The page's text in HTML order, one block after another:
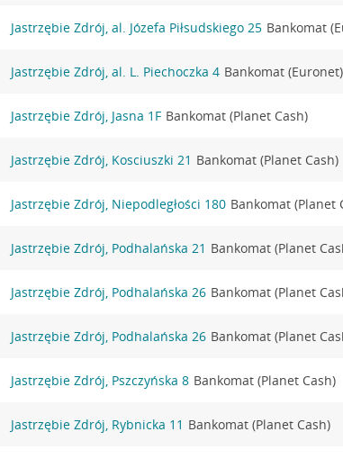
Jastrzębie Zdrój, al. Józefa Piłsudskiego 25 Bankomat
Jastrzębie Zdrój, al. L. Piechoczka 4 Bankomat (Euronet)
Jastrzębie Zdrój, Jasna 1F Bankomat (Planet Cash)
Jastrzębie Zdrój, Kosciuszki 21 Bankomat (Planet Cash)
Jastrzębie Zdrój, Niepodległości 180 Bankomat (Planet
Jastrzębie Zdrój, Podhalańska 21 Bankomat (Planet
Jastrzębie Zdrój, Podhalańska 26 Bankomat (Planet
Jastrzębie Zdrój, Podhalańska 26 Bankomat (Planet
Jastrzębie Zdrój, Pszczyńska 8 Bankomat (Planet Cash)
Jastrzębie Zdrój, Rybnicka 11 Bankomat (Planet Cash)